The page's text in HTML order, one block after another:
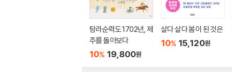
탐라순력도 1702년, 제
주를 돌아보다
10% 19,800원
살다 살다 봄이 된 것은
10% 15,120원